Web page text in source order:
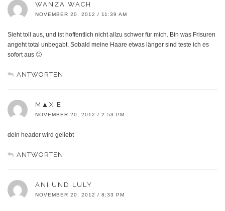
WANZA WACH
NOVEMBER 20, 2012 / 11:39 AM
Sieht toll aus, und ist hoffentlich nicht allzu schwer für mich. Bin was Frisuren
angeht total unbegabt. Sobald meine Haare etwas länger sind teste ich es
sofort aus 🙂
ANTWORTEN
M▲XIE
NOVEMBER 20, 2012 / 2:53 PM
dein header wird geliebt
ANTWORTEN
ANI UND LULY
NOVEMBER 20, 2012 / 8:33 PM